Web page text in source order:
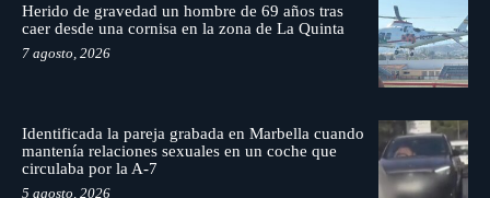
Herido de gravedad un hombre de 69 años tras
caer desde una cornisa en la zona de La Quinta
7 agosto, 2026
Identificada la pareja grabada en Marbella cuando
mantenía relaciones sexuales en un coche que
circulaba por la A-7
5 agosto, 2026